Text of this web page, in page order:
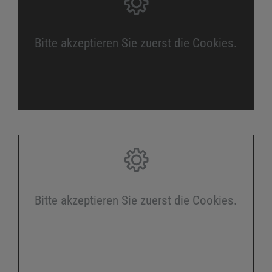
Bitte akzeptieren Sie zuerst die Cookies.
Bitte akzeptieren Sie zuerst die Cookies.